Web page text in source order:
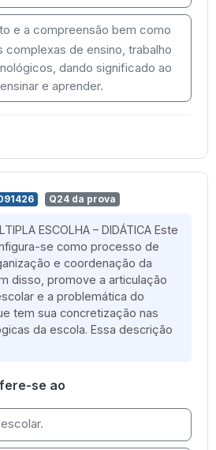
e a compreensão bem como
complexas de ensino, trabalho
dando significado ao
e aprender.
Q24 da prova
ESCOLHA – DIDÁTICA Este
se como processo de
e coordenação da
disso, promove a articulação
e a problemática do
tem sua concretização nas
da escola. Essa descrição
se ao